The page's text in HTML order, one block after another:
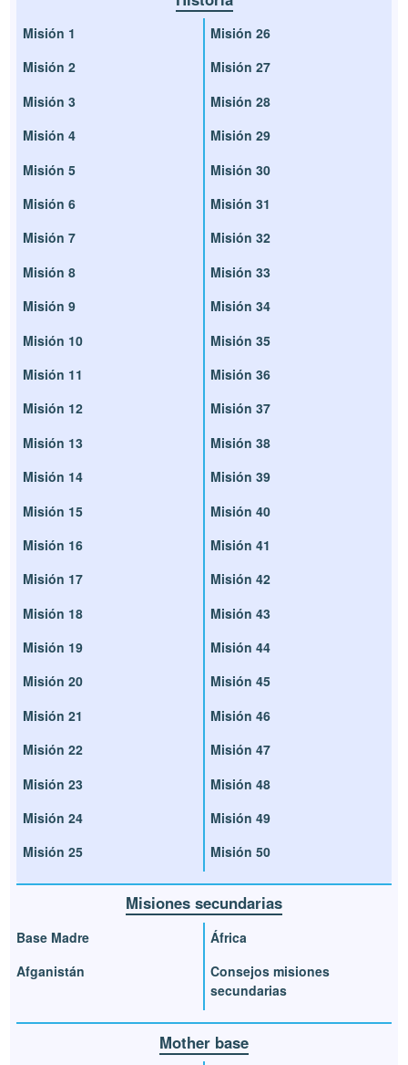
Misión 1
Misión 2
Misión 3
Misión 4
Misión 5
Misión 6
Misión 7
Misión 8
Misión 9
Misión 10
Misión 11
Misión 12
Misión 13
Misión 14
Misión 15
Misión 16
Misión 17
Misión 18
Misión 19
Misión 20
Misión 21
Misión 22
Misión 23
Misión 24
Misión 25
Misión 26
Misión 27
Misión 28
Misión 29
Misión 30
Misión 31
Misión 32
Misión 33
Misión 34
Misión 35
Misión 36
Misión 37
Misión 38
Misión 39
Misión 40
Misión 41
Misión 42
Misión 43
Misión 44
Misión 45
Misión 46
Misión 47
Misión 48
Misión 49
Misión 50
Misiones secundarias
Base Madre
Afganistán
África
Consejos misiones
secundarias
Mother base